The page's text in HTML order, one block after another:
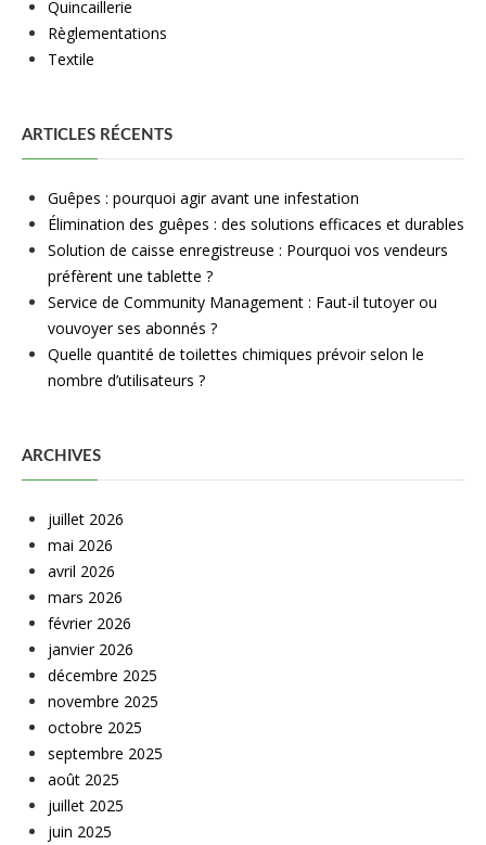
Quincaillerie
Règlementations
Textile
ARTICLES RÉCENTS
Guêpes : pourquoi agir avant une infestation
Élimination des guêpes : des solutions efficaces et durables
Solution de caisse enregistreuse : Pourquoi vos vendeurs
préfèrent une tablette ?
Service de Community Management : Faut-il tutoyer ou
vouvoyer ses abonnés ?
Quelle quantité de toilettes chimiques prévoir selon le
nombre d’utilisateurs ?
ARCHIVES
juillet 2026
mai 2026
avril 2026
mars 2026
février 2026
janvier 2026
décembre 2025
novembre 2025
octobre 2025
septembre 2025
août 2025
juillet 2025
juin 2025